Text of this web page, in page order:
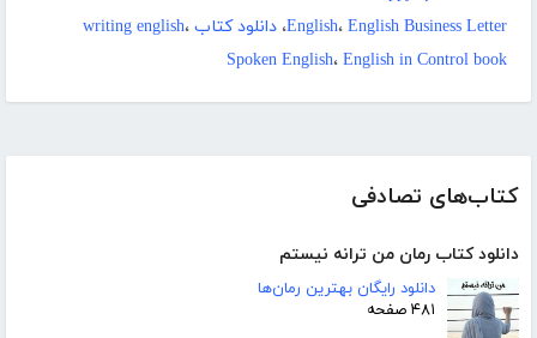
کتاب‌های تصادفی
دانلود کتاب رمان من ترانه نیستم
دانلود رایگان بهترین رمان‌ها
۴۸۱ صفحه
English، English Business Letter ، دانلود کتاب writing english ،
Spoken English، English in Control book